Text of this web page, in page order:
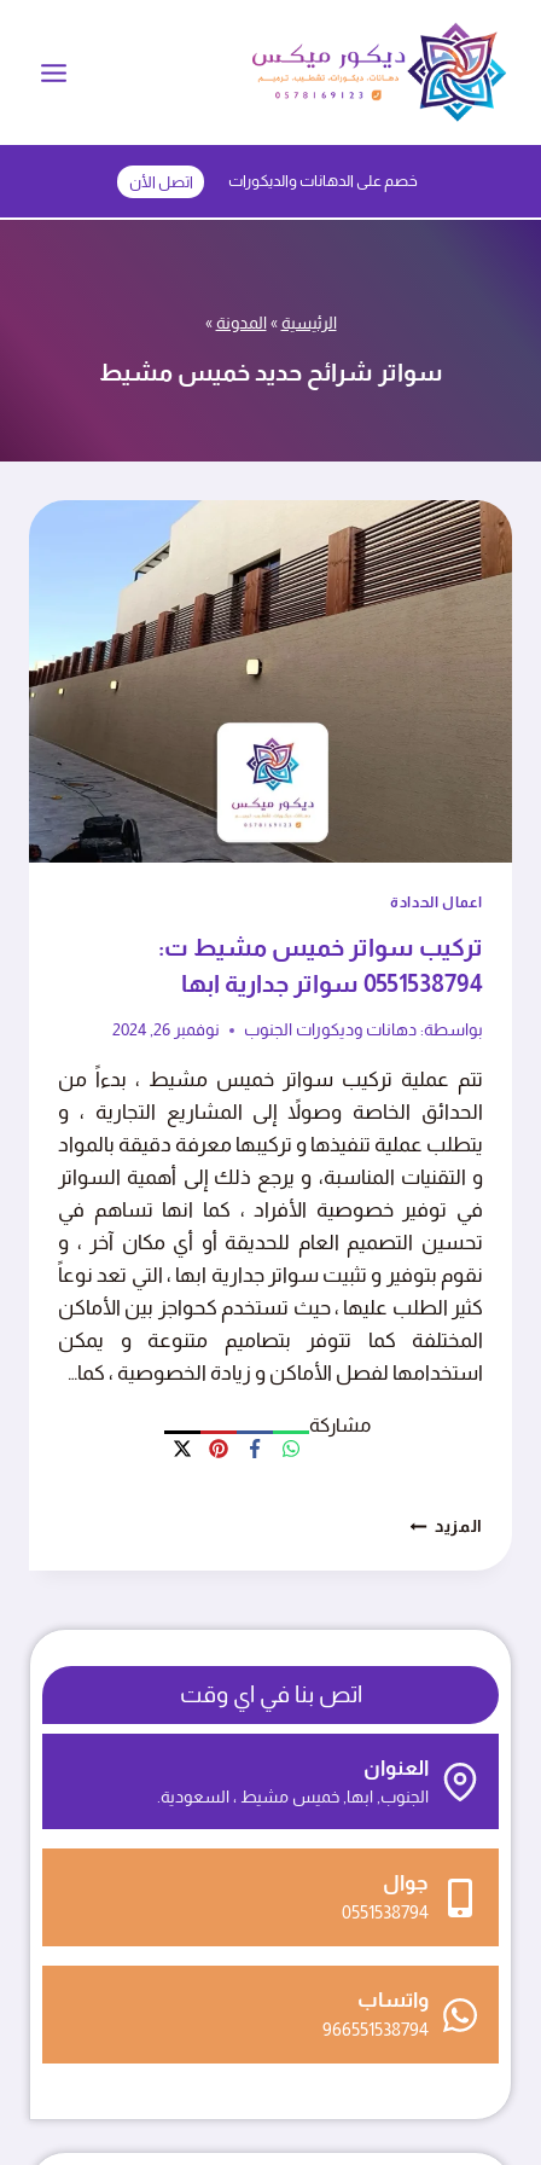
المحتوى
خصم على الدهانات والديكورات اتصل الأن
الرئيسية»المدونة»
سواتر شرائح حديد خميس مشيط
اعمال الحدادة
تركيب سواتر خميس مشيط ت:
0551538794 سواتر جدارية ابها
بواسطة: دهانات وديكورات الجنوب نوفمبر 26, 2024
تتم عملية تركيب سواتر خميس مشيط ، بدءاً من
الحدائق الخاصة وصولاً إلى المشاريع التجارية ، و
يتطلب عملية تنفيذها و تركيبها معرفة دقيقة بالمواد
و التقنيات المناسبة، و يرجع ذلك إلى أهمية السواتر
في توفير خصوصية الأفراد ، كما انها تساهم في
تحسين التصميم العام للحديقة أو أي مكان آخر ، و
نقوم بتوفير و تثبيت سواتر جدارية ابها ، التي تعد نوعاً
كثير الطلب عليها ، حيث تستخدم كحواجز بين الأماكن
المختلفة كما تتوفر بتصاميم متنوعة و يمكن
استخدامها لفصل الأماكن و زيادة الخصوصية ، كما…
مشاركة
المزيد تركيب
خميس
ابها
اتص بنا في اي وقت
العنوان
الجنوب, ابها, خميس مشيط ، السعودية.
جوال
0551538794
واتساب
966551538794